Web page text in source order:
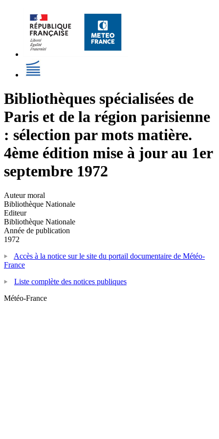
Bibliothèques spécialisées de
Paris et de la région parisienne
: sélection par mots matière.
4ème édition mise à jour au 1er
septembre 1972
Auteur moral
Bibliothèque Nationale
Editeur
Bibliothèque Nationale
Année de publication
1972
Accès à la notice sur le site du portail documentaire de Météo-
France
Liste complète des notices publiques
Météo-France